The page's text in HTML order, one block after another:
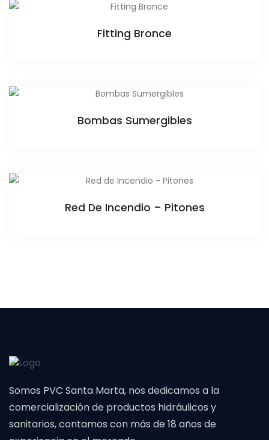
Fitting Bronce
Bombas Sumergibles
Red De Incendio – Pitones
Somos PVC Santa Marta, nos dedicamos a la
comercialización de productos hidráulicos y
sanitarios, contamos con más de 18 años de